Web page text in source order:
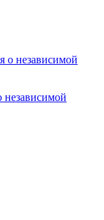
независимой